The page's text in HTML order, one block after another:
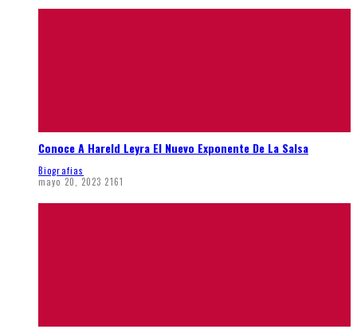
Conoce A Hareld Leyra El Nuevo Exponente De La Salsa
Biografias
mayo 20, 2023 2161